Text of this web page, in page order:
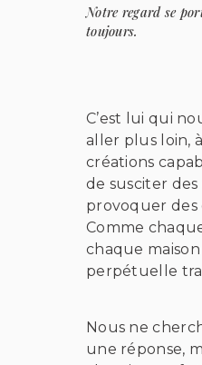
Notre regard se
toujours.
C’est lui qui
aller plus loin,
créations
de susciter
provoquer des
Comme
chaque
perpétuelle
Nous ne
une réponse,